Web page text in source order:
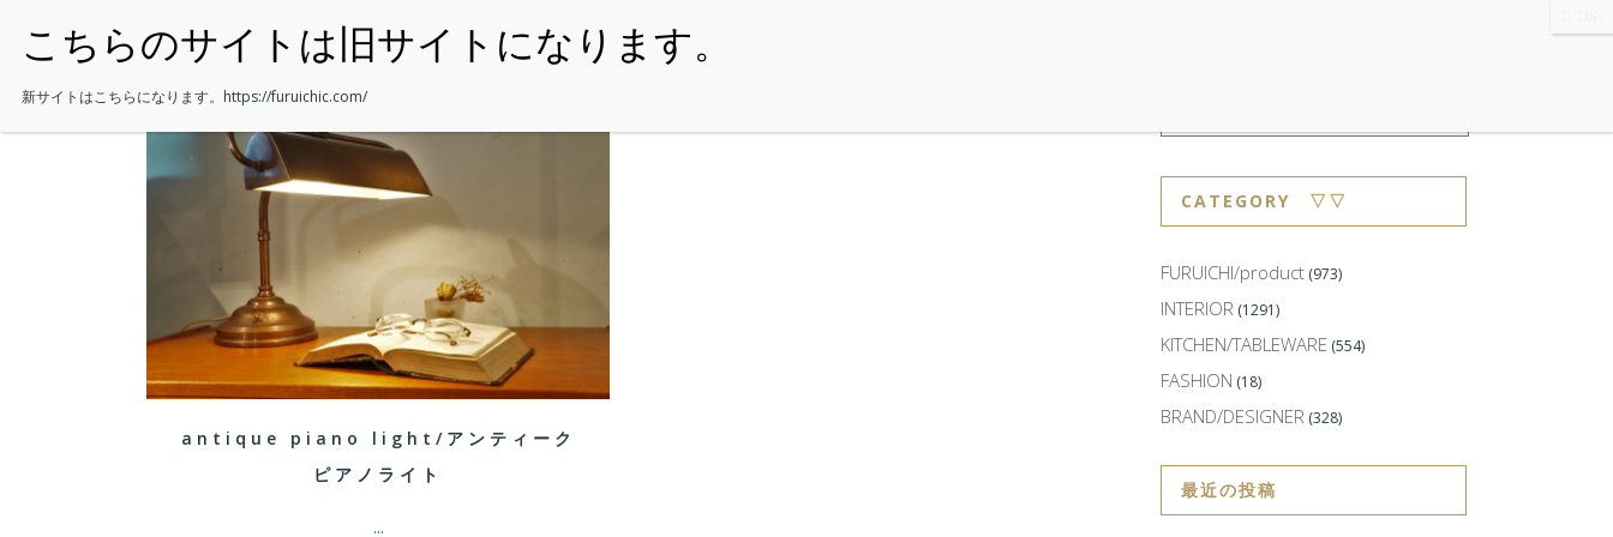
・HOME ・ITEM ・SHOPPING-GUIDE
antique piano light/アンティーク
ピアノライト
...
CATEGORY ▽▽
FURUICHI/product (973)
INTERIOR (1291)
KITCHEN/TABLEWARE (554)
FASHION (18)
BRAND/DESIGNER (328)
最近の投稿
新サイトはこちらになります。 https://furuichic.com/